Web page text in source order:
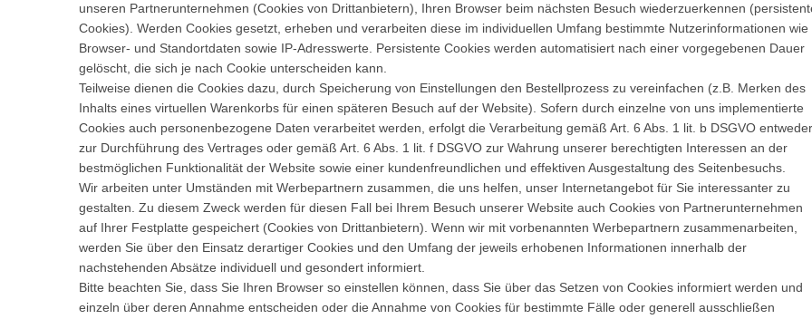
unseren Partnerunternehmen (Cookies von Drittanbietern), Ihren Browser beim nächsten Besuch wiederzuerkennen
Cookies). Werden Cookies gesetzt, erheben und verarbeiten diese im individuellen Umfang bestimmte Nutzerinformationen wie
Browser- und Standortdaten sowie IP-Adresswerte. Persistente Cookies werden automatisiert nach einer vorgegebenen Dauer
gelöscht, die sich je nach Cookie unterscheiden kann.
Teilweise dienen die Cookies dazu, durch Speicherung von Einstellungen den Bestellprozess zu vereinfachen (z.B. Merken des
Inhalts eines virtuellen Warenkorbs für einen späteren Besuch auf der Website). Sofern durch einzelne von uns implementierte
Cookies auch personenbezogene Daten verarbeitet werden, erfolgt die Verarbeitung gemäß Art. 6 Abs. 1 lit. b DSGVO entweder
zur Durchführung des Vertrages oder gemäß Art. 6 Abs. 1 lit. f DSGVO zur Wahrung unserer berechtigten Interessen an der
bestmöglichen Funktionalität der Website sowie einer kundenfreundlichen und effektiven Ausgestaltung des Seitenbesuchs.
Wir arbeiten unter Umständen mit Werbepartnern zusammen, die uns helfen, unser Internetangebot für Sie interessanter zu
gestalten. Zu diesem Zweck werden für diesen Fall bei Ihrem Besuch unserer Website auch Cookies von Partnerunternehmen
auf Ihrer Festplatte gespeichert (Cookies von Drittanbietern). Wenn wir mit vorbenannten Werbepartnern zusammenarbeiten,
werden Sie über den Einsatz derartiger Cookies und den Umfang der jeweils erhobenen Informationen innerhalb der
nachstehenden Absätze individuell und gesondert informiert.
Bitte beachten Sie, dass Sie Ihren Browser so einstellen können, dass Sie über das Setzen von Cookies informiert werden und
einzeln über deren Annahme entscheiden oder die Annahme von Cookies für bestimmte Fälle oder generell ausschließen